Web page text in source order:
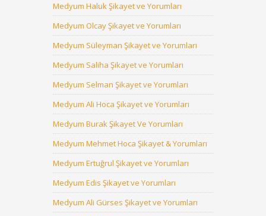
Medyum Haluk Şikayet ve Yorumları
Medyum Olcay Şikayet ve Yorumları
Medyum Süleyman Şikayet ve Yorumları
Medyum Saliha Şikayet ve Yorumları
Medyum Selman Şikayet ve Yorumları
Medyum Ali Hoca Şikayet ve Yorumları
Medyum Burak Şikayet Ve Yorumları
Medyum Mehmet Hoca Şikayet & Yorumları
Medyum Ertuğrul Şikayet ve Yorumları
Medyum Edis Şikayet ve Yorumları
Medyum Ali Gürses Şikayet ve Yorumları